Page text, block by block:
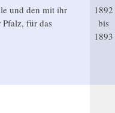
und den mit ihr
für das
1892
bis
1893